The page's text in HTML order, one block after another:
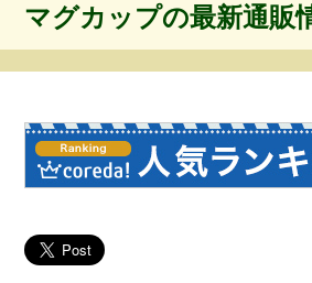
マグカップの最新通販